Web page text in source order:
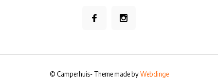
© Camperhuis- Theme made byWebdinge